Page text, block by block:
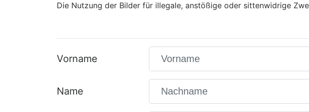
Die Nutzung der Bilder für illegale, anstößige oder sittenwidrige
Vorname
Name